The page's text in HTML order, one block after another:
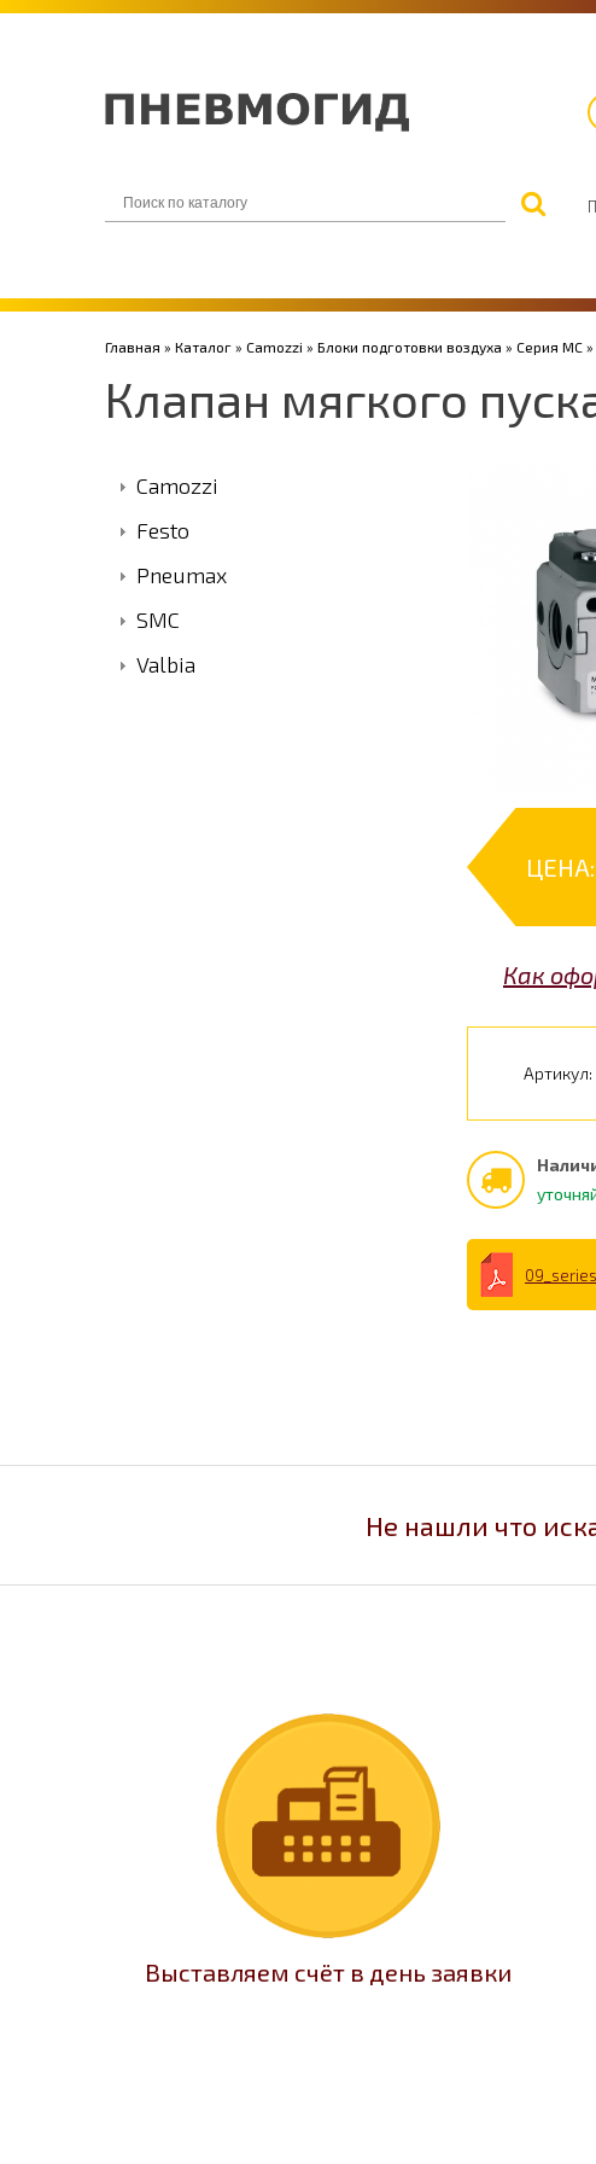
Главная » Каталог » Camozzi » Блоки подготовки воздуха » Серия MC »
Клапан мягкого
Camozzi
Festo
Pneumax
SMC
Valbia
ЦЕНА:
Как
Артикул:
Не нашли что
Выставляем счёт в день заявки